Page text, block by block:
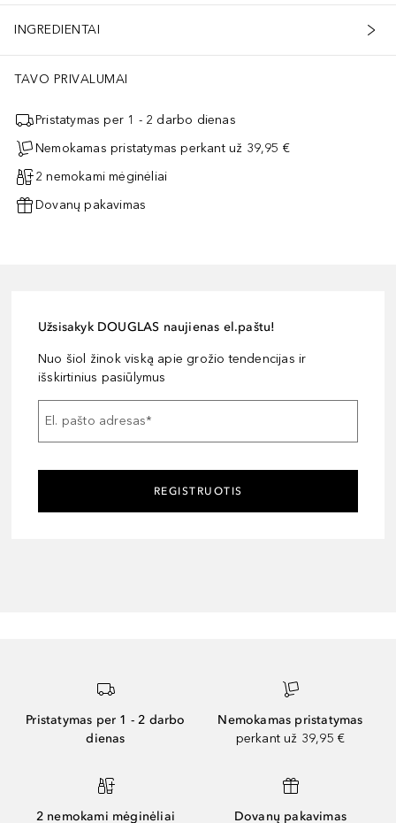
INGREDIENTAI
TAVO PRIVALUMAI
Pristatymas per 1 - 2 darbo dienas
Nemokamas pristatymas perkant už 39,95 €
2 nemokami mėginėliai
Dovanų pakavimas
Užsisakyk DOUGLAS naujienas el.paštu!
Nuo šiol žinok viską apie grožio tendencijas ir
išskirtinius pasiūlymus
El. pašto adresas*
REGISTRUOTIS
Pristatymas per 1 - 2 darbo
dienas
Nemokamas pristatymas
perkant už 39,95 €
2 nemokami mėginėliai Dovanų pakavimas